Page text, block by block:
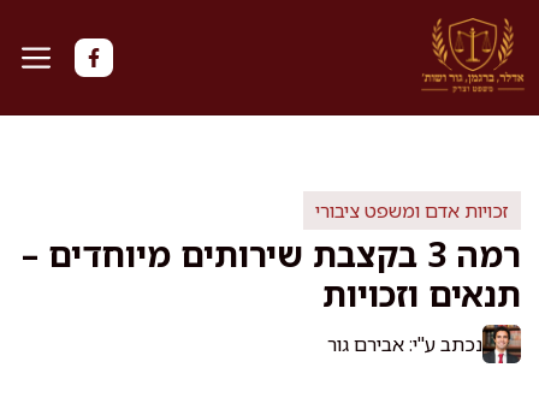
לדלג
לתוכן
זכויות אדם ומשפט ציבורי
רמה 3 בקצבת שירותים מיוחדים –
תנאים וזכויות
נכתב ע"י: אבירם גור